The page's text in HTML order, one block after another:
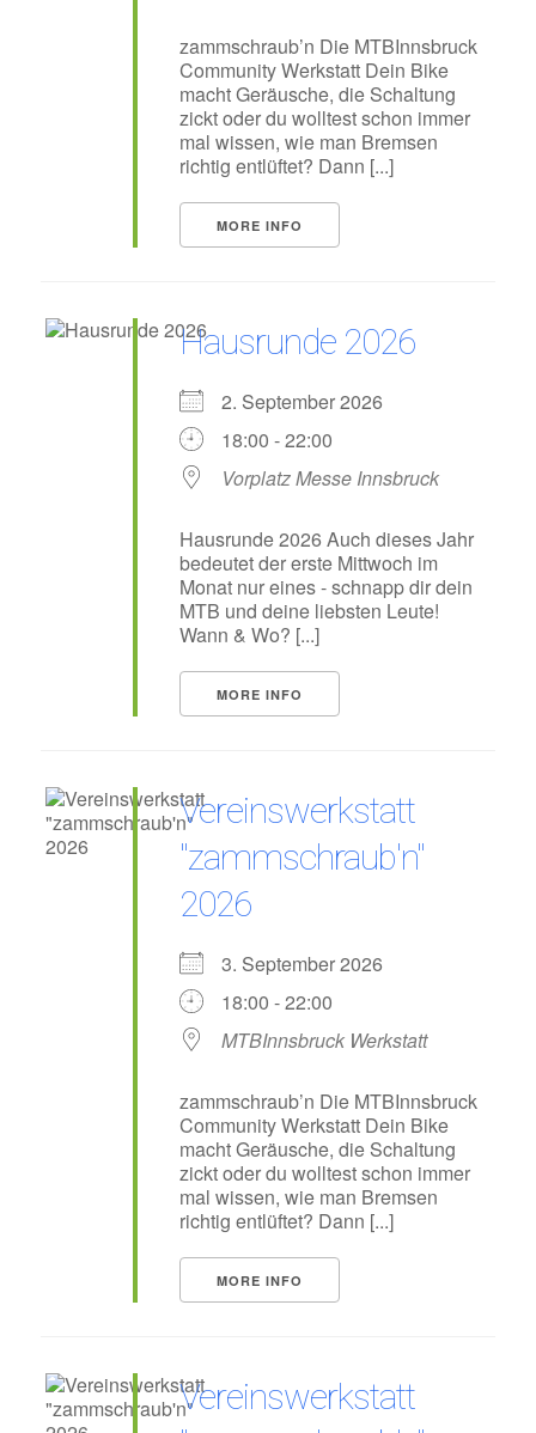
zammschraub’n Die MTBInnsbruck
Community Werkstatt Dein Bike
macht Geräusche, die Schaltung
zickt oder du wolltest schon immer
mal wissen, wie man Bremsen
richtig entlüftet? Dann [...]
MORE INFO
Hausrunde 2026
2. September 2026
18:00 - 22:00
Vorplatz Messe Innsbruck
Hausrunde 2026 Auch dieses Jahr
bedeutet der erste Mittwoch im
Monat nur eines - schnapp dir dein
MTB und deine liebsten Leute!
Wann & Wo? [...]
MORE INFO
Vereinswerkstatt
"zammschraub'n"
2026
3. September 2026
18:00 - 22:00
MTBInnsbruck Werkstatt
zammschraub’n Die MTBInnsbruck
Community Werkstatt Dein Bike
macht Geräusche, die Schaltung
zickt oder du wolltest schon immer
mal wissen, wie man Bremsen
richtig entlüftet? Dann [...]
MORE INFO
Vereinswerkstatt